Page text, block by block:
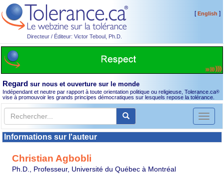
Directeur / Éditeur: Victor Teboul, Ph.D.
[English ]
Regard sur nous et ouverture sur le monde
Indépendant et neutre par rapport à toute orientation politique ou religieuse, Tolerance.ca®
vise à promouvoir les grands principes démocratiques sur lesquels repose la tolérance.
Toggle
Informations sur l'auteur
Christian Agbobli
Ph.D., Professeur, Université du Québec à Montréal